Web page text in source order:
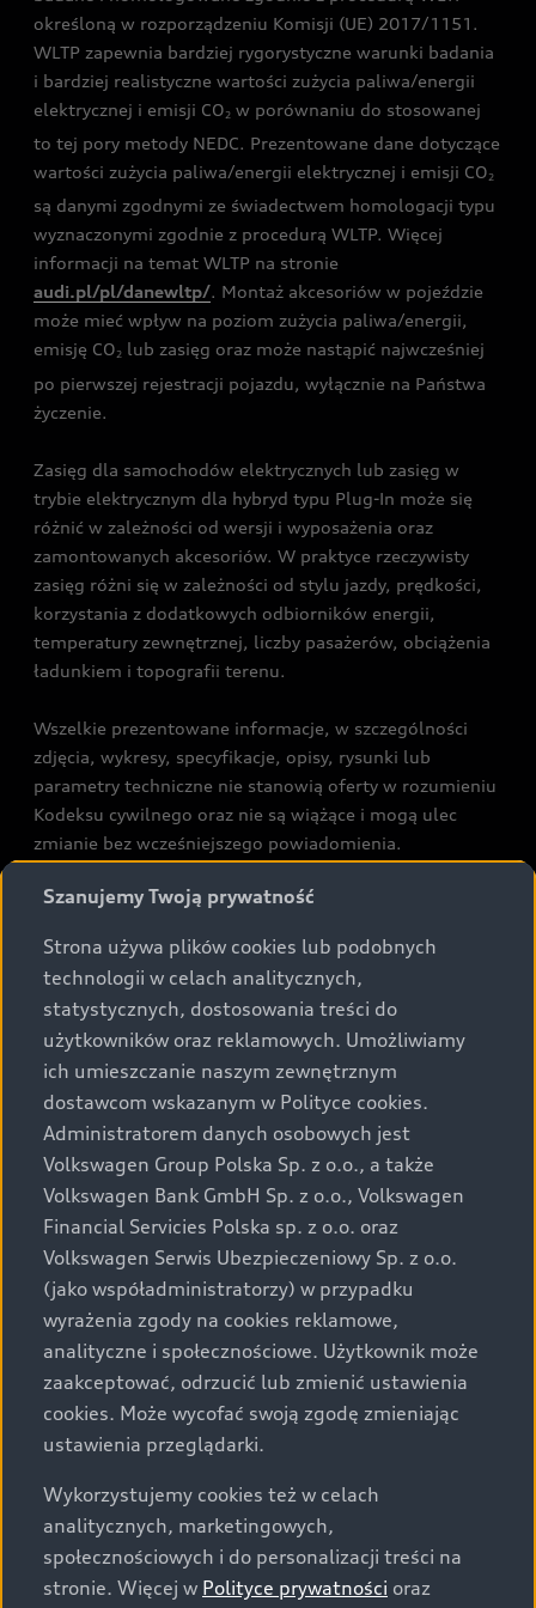
określoną w rozporządzeniu Komisji (UE) 2017/1151.
WLTP zapewnia bardziej rygorystyczne warunki badania
i bardziej realistyczne wartości zużycia paliwa/energii
elektrycznej i emisji CO2 w porównaniu do stosowanej
to tej pory metody NEDC. Prezentowane dane dotyczące
wartości zużycia paliwa/energii elektrycznej i emisji CO2
są danymi zgodnymi ze świadectwem homologacji typu
wyznaczonymi zgodnie z procedurą WLTP. Więcej
informacji na temat WLTP na stronie
audi.pl/pl/danewltp/. Montaż akcesoriów w pojeździe
może mieć wpływ na poziom zużycia paliwa/energii,
emisję CO2 lub zasięg oraz może nastąpić najwcześniej
po pierwszej rejestracji pojazdu, wyłącznie na Państwa
życzenie.
Zasięg dla samochodów elektrycznych lub zasięg w
trybie elektrycznym dla hybryd typu Plug-In może się
różnić w zależności od wersji i wyposażenia oraz
zamontowanych akcesoriów. W praktyce rzeczywisty
zasięg różni się w zależności od stylu jazdy, prędkości,
korzystania z dodatkowych odbiorników energii,
temperatury zewnętrznej, liczby pasażerów, obciążenia
ładunkiem i topografii terenu.
Wszelkie prezentowane informacje, w szczególności
zdjęcia, wykresy, specyfikacje, opisy, rysunki lub
parametry techniczne nie stanowią oferty w rozumieniu
Kodeksu cywilnego oraz nie są wiążące i mogą ulec
zmianie bez wcześniejszego powiadomienia.
rozumieniu art. 5561§2 Kodeksu cywilnego oraz art.
Podane kwoty są rekomendowane i obejmują podatek
VAT (23%), chyba że inaczej zaznaczono.
Audi zastrzega sobie możliwość wprowadzenia zmian w
prezentowanych wersjach. Przedstawione detale
wyposażenia mogą różnić się od specyfikacji
przewidzianej na rynek polski. Zamieszczone zdjęcia
mogą przedstawiać wyposażenie opcjonalne, dostępne
za dopłatą. Wiążące ustalenie ceny, wyposażenia i
specyfikacji pojazdu następują w umowie sprzedaży, a
określenie parametrów technicznych zawiera
świadectwo homologacji typu pojazdu. Zastrzegamy
sobie prawo do zmian i pomyłek. Wszelkie informacje
prezentowane na stronie są aktualne na dzień ich
zamieszczania. W celu uzyskania najnowszych
informacji prosimy kontaktować się z Partnerem Marki
Audi.
Wszystkie produkowane obecnie samochody marki Audi
są wykonywane z materiałów spełniających pod
względem możliwości odzysku i recyklingu wymagania
określone w normie ISO 22628 i są zgodne z
Szanujemy Twoją prywatność
Strona używa plików cookies lub podobnych
technologii w celach analitycznych,
statystycznych, dostosowania treści do
użytkowników oraz reklamowych. Umożliwiamy
ich umieszczanie naszym zewnętrznym
dostawcom wskazanym w Polityce cookies.
Administratorem danych osobowych jest
Volkswagen Group Polska Sp. z o.o., a także
Volkswagen Bank GmbH Sp. z o.o., Volkswagen
Financial Servicies Polska sp. z o.o. oraz
Volkswagen Serwis Ubezpieczeniowy Sp. z o.o.
(jako współadministratorzy) w przypadku
wyrażenia zgody na cookies reklamowe,
analityczne i społecznościowe. Użytkownik może
zaakceptować, odrzucić lub zmienić ustawienia
cookies. Może wycofać swoją zgodę zmieniając
ustawienia przeglądarki.
Wykorzystujemy cookies też w celach
analitycznych, marketingowych,
społecznościowych i do personalizacji treści na
stronie. Więcej w Polityce prywatności oraz